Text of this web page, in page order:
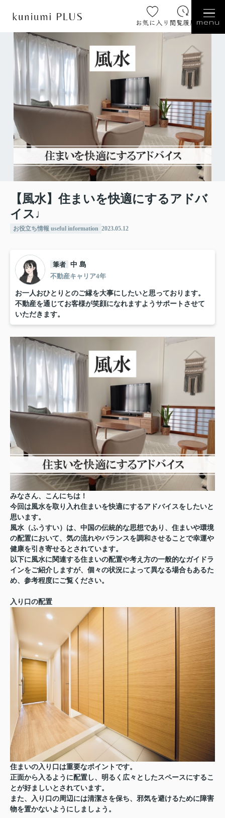
お気に入り 閲覧履歴 menu
【風水】住まいを快適にするアドバ
イス♩
お役立ち情報 useful information 2023.05.12
筆者 中 島
不動産キャリア4年
お一人おひとりとのご縁を大事にしたいと思っております。
不動産を通じてお客様が笑顔になれますようサポートさせて
いただきます。
みなさん、こんにちは！
今回は風水を取り入れ住まいを快適にするアドバイスをしたいと
思います。
風水（ふうすい）は、中国の伝統的な思想であり、住まいや環境
の配置において、気の流れやバランスを調和させることで幸運や
健康を引き寄せるとされています。
以下に風水に関連する住まいの配置や考え方の一般的なガイドラ
インをご紹介しますが、個々の状況によって異なる場合もあるた
め、参考程度にご覧ください。
入り口の配置
住まいの入り口は重要なポイントです。
正面から入るように配置し、明るく広々としたスペースにするこ
とが好ましいとされています。
また、入り口の周辺には清潔さを保ち、邪気を避けるために障害
物を置かないようにしましょう。